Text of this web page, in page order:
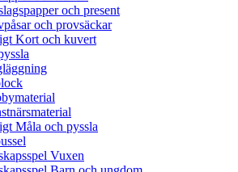
och present
och provsäckar
Kort och kuvert
Måla och pyssla
Vuxen